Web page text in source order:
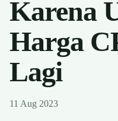
Karena
Harga
Lagi
11 Aug 2023